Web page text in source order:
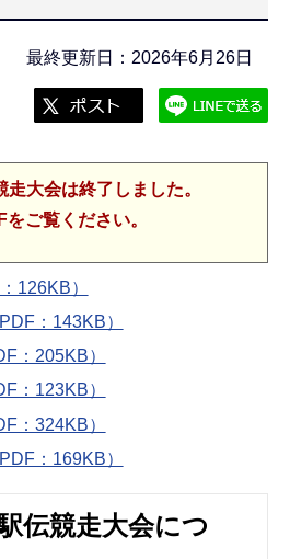
最終更新日：2026年6月26日
大会は終了しました。
ご覧ください。
126KB）
：143KB）
：205KB）
：123KB）
：324KB）
：169KB）
伝競走大会につ